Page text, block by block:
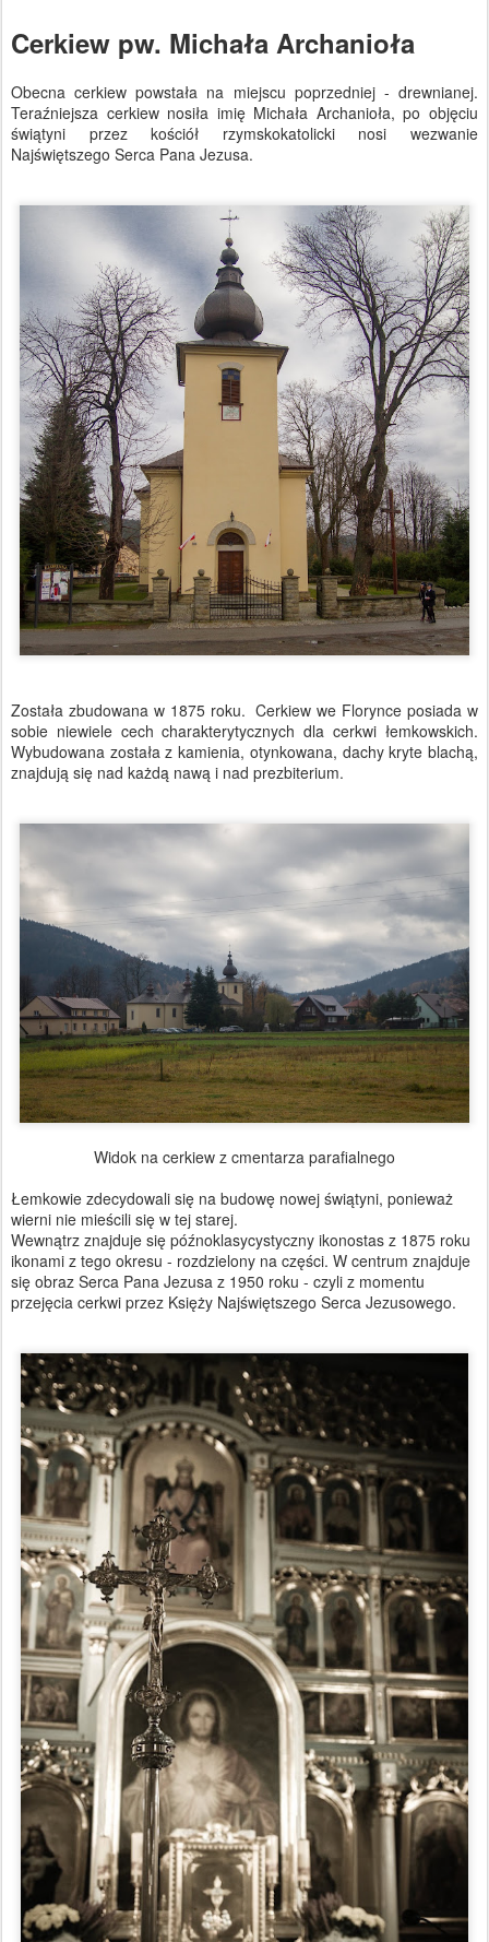
Cerkiew pw. Michała Archanioła
Obecna cerkiew powstała na miejscu poprzedniej - drewnianej.
Teraźniejsza cerkiew nosiła imię Michała Archanioła, po objęciu
świątyni przez kościół rzymskokatolicki nosi wezwanie
Najświętszego Serca Pana Jezusa.
Została zbudowana w 1875 roku. Cerkiew we Florynce posiada w
sobie niewiele cech charakterytycznych dla cerkwi łemkowskich.
Wybudowana została z kamienia, otynkowana, dachy kryte blachą,
znajdują się nad każdą nawą i nad prezbiterium.
Widok na cerkiew z cmentarza parafialnego
Łemkowie zdecydowali się na budowę nowej świątyni, ponieważ
wierni nie mieścili się w tej starej.
Wewnątrz znajduje się późnoklasycystyczny ikonostas z 1875 roku
ikonami z tego okresu - rozdzielony na części. W centrum znajduje
się obraz Serca Pana Jezusa z 1950 roku - czyli z momentu
przejęcia cerkwi przez Księży Najświętszego Serca Jezusowego.